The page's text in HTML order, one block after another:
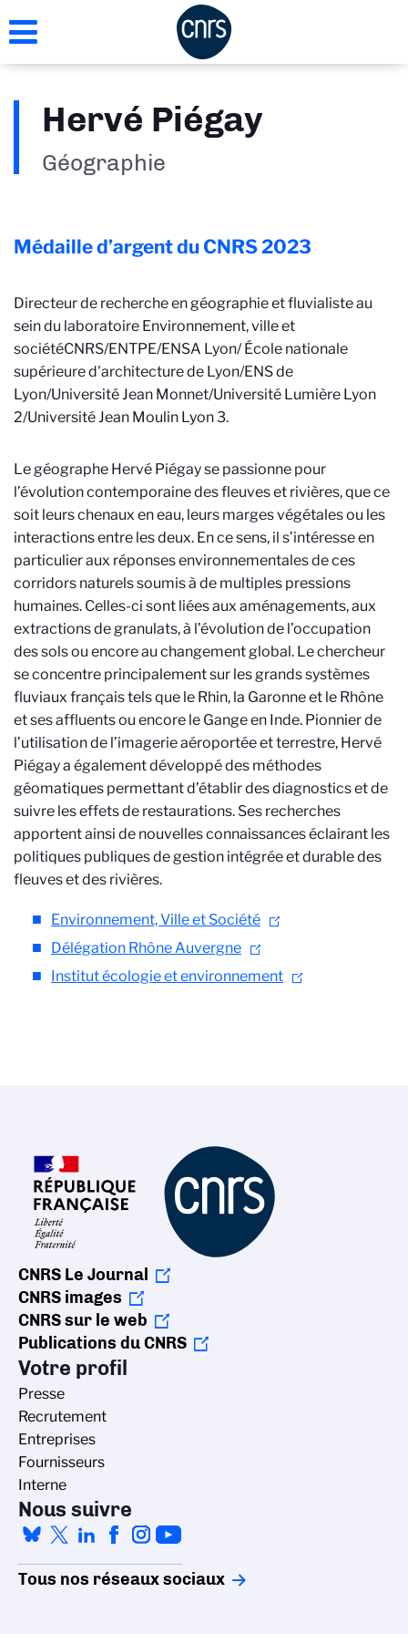
au
Hervé Piégay
Géographie
Médaille d’argent du CNRS2023
Directeur de recherche en géographie et fluvialiste au
sein du laboratoire Environnement, ville et
sociétéCNRS/ENTPE/ENSA Lyon/ École nationale
supérieure d'architecture de Lyon/ENS de
Lyon/Université Jean Monnet/Université Lumière Lyon
2/Université Jean Moulin Lyon 3.
Le géographe Hervé Piégay se passionne pour
l’évolution contemporaine des fleuves et rivières, que ce
soit leurs chenaux en eau, leurs marges végétales ou les
interactions entre les deux. En ce sens, il s’intéresse en
particulier aux réponses environnementales de ces
corridors naturels soumis à de multiples pressions
humaines. Celles-ci sont liées aux aménagements, aux
extractions de granulats, à l’évolution de l’occupation
des sols ou encore au changement global. Le chercheur
se concentre principalement sur les grands systèmes
fluviaux français tels que le Rhin, la Garonne et le Rhône
et ses affluents ou encore le Gange en Inde. Pionnier de
l’utilisation de l’imagerie aéroportée et terrestre, Hervé
Piégay a également développé des méthodes
géomatiques permettant d’établir des diagnostics et de
suivre les effets de restaurations. Ses recherches
apportent ainsi de nouvelles connaissances éclairant les
politiques publiques de gestion intégrée et durable des
fleuves et des rivières.
Environnement, Ville et Société
Délégation Rhône Auvergne
Institut écologie et environnement
CNRS Le Journal
CNRS images
CNRS sur le web
Publications du CNRS
Votre profil
Presse
Recrutement
Entreprises
Fournisseurs
Interne
Nous suivre
Tous nos réseaux sociaux